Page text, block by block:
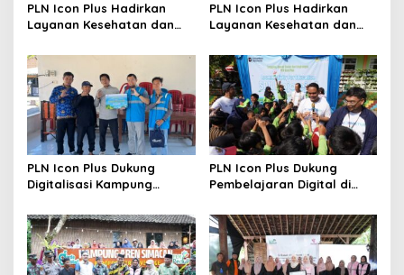
PLN Icon Plus Hadirkan
Layanan Kesehatan dan
di Rumah Belas Kasih
PLN Icon Plus Hadirkan
Layanan Kesehatan dan
PLN Icon Plus Dukung
Digitalisasi Kampung
Gratis di Desa Nelayan
Rajatama
PLN Icon Plus Dukung
Pembelajaran Digital di